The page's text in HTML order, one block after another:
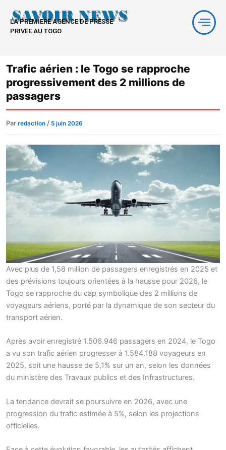
contenu
LA PREMIERE AGENCE DE PRESSE
PRIVEE AU TOGO
Trafic aérien : le Togo se rapproche
progressivement des 2 millions de
passagers
Par redaction / 5 juin 2026
Avec plus de 1,58 million de passagers enregistrés en 2025 et
des prévisions toujours orientées à la hausse pour 2026, le
Togo se rapproche du cap symbolique des 2 millions de
voyageurs aériens, porté par la dynamique de son secteur du
transport aérien.
Après avoir enregistré 1.506.946 passagers en 2024, le Togo
a vu son trafic aérien progresser à 1.584.188 voyageurs en
2025, soit une hausse de 5,1% sur un an, selon les données
du ministère des Travaux publics et des Infrastructures.
La tendance devrait se poursuivre en 2026, avec une
progression du trafic estimée à 5%, selon les projections
officielles.